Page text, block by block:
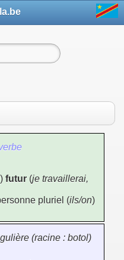
) futur (je travaillerai,
pluriel (ils/on)
(racine : botol)